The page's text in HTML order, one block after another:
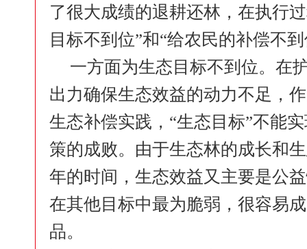
了很大成绩的退耕还林，在执行
目标不到位”和“给农民的补偿不
一方面为生态目标不到位。在
出力确保生态效益的动力不足，
生态补偿实践，“生态目标”不能
策的成败。由于生态林的成长和
年的时间，生态效益又主要是公
在其他目标中最为脆弱，很容易
品。